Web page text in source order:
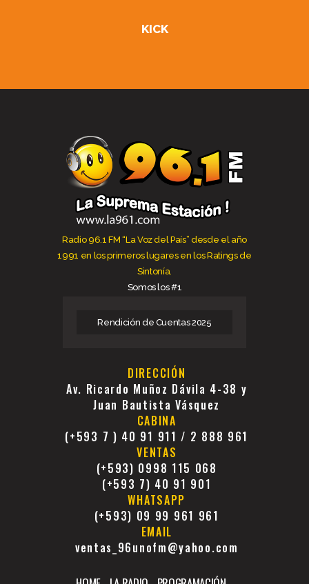
KICK
Radio 96.1 FM “La Voz del País” desde el año
1991 en los primeros lugares en los Ratings de
Sintonía.
Somos los #1
Rendición de Cuentas 2025
DIRECCIÓN
Av. Ricardo Muñoz Dávila 4-38 y
Juan Bautista Vásquez
CABINA
(+593 7 ) 40 91 911 / 2 888 961
VENTAS
(+593) 0998 115 068
(+593 7) 40 91 901
WHATSAPP
(+593) 09 99 961 961
EMAIL
ventas_96unofm@yahoo.com